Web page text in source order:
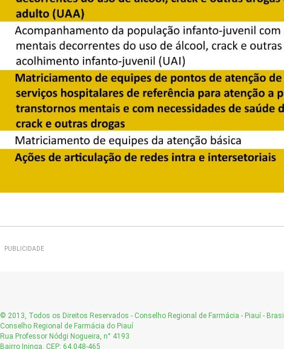
PUBLICIDADE
© 2013, Todos os Direitos Reservados - Conselho Regional de Farmácia - Piauí - Brasil
Conselho Regional de Farmácia do Piauí
Rua Professor Nódgi Nogueira, n° 4193
Bairro Ininga. CEP: 64.048-465